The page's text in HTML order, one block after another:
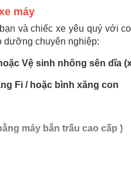
máy
và chiếc xe yêu quý với
dưỡng chuyên nghiệp:
Vệ sinh nhông sên dĩa
Fi / hoặc bình xăng con
máy bắn trấu cao cấp )